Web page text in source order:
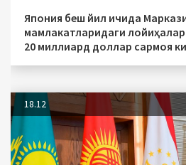
Япония беш йил ичида
мамлакатларидаги
20 миллиард доллар сармоя
18.12